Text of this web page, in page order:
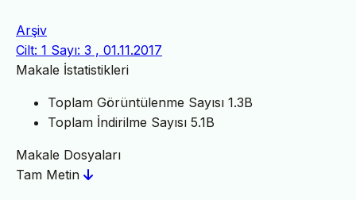
Arşiv
Cilt: 1 Sayı: 3 , 01.11.2017
Makale İstatistikleri
Toplam Görüntülenme Sayısı 1.3B
Toplam İndirilme Sayısı 5.1B
Makale Dosyaları
Tam Metin